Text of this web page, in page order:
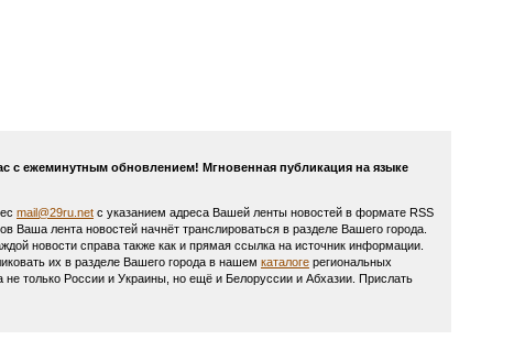
с ежеминутным обновлением! Мгновенная публикация на языке
mail@29ru.net с указанием адреса Вашей ленты новостей в формате RSS
Ваша лента новостей начнёт транслироваться в разделе Вашего города.
новости справа также как и прямая ссылка на источник информации.
их в разделе Вашего города в нашем каталоге региональных
только России и Украины, но ещё и Белоруссии и Абхазии. Прислать